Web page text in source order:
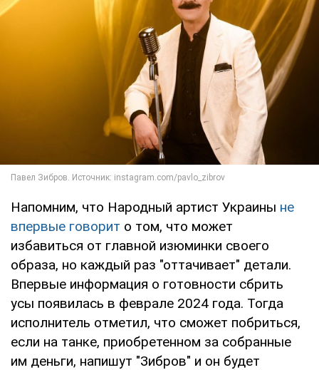
Напомним, что Народный артист Украины не
впервые говорит о том, что может
избавиться от главной изюминки своего
образа, но каждый раз "оттачивает" детали.
Впервые информация о готовности сбрить
усы появилась в феврале 2024 года. Тогда
исполнитель отметил, что сможет побриться,
если на танке, приобретенном за собранные
им деньги, напишут "Зибров" и он будет